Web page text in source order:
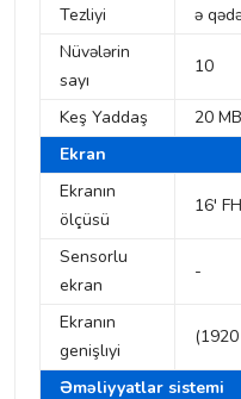
Tezliyi
ə
Nüvələrin
sayı
10
Keş Yaddaş
20
Ekran
Ekranın
ölçüsü
16'
Sensorlu
ekran
-
Ekranın
genişlıyi
Əməliyyatlar sistemi